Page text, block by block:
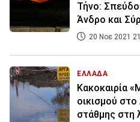
Τήνο:
Άνδρο και
20 Νοε 2021
ΕΛΛΑΔΑ
Κακοκαιρία
οικισμού
στάθμης στη